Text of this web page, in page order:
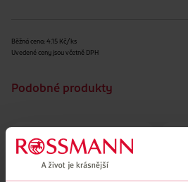
Běžná cena: 4.15 Kč/ks
Uvedené ceny jsou včetně DPH
Podobné produkty